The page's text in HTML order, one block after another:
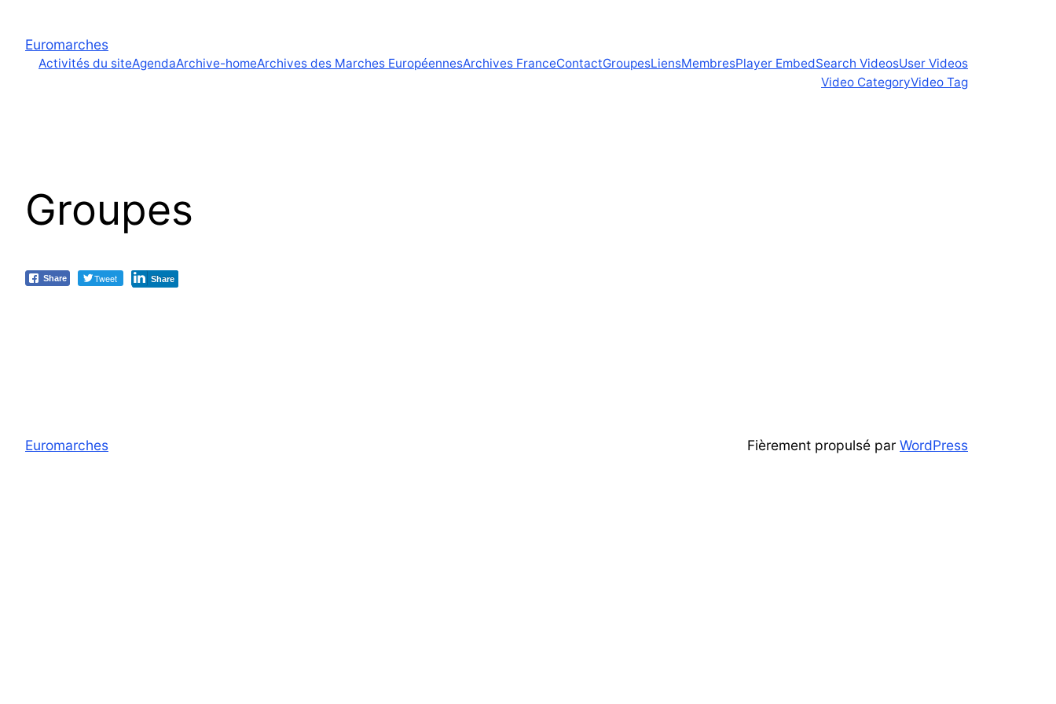
Euromarches
Activités du siteAgendaArchive-homeArchives des Marches EuropéennesArchives FranceContactGroupesLiensMembresPlayer EmbedSearch VideosUser Videos
Video CategoryVideo Tag
Groupes
Share Tweet Share
Euromarches Fièrement propulsé par WordPress